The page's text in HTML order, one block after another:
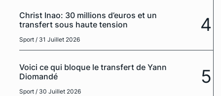
Christ Inao: 30 millions d’euros et un
transfert sous haute tension
Sport / 31 Juillet 2026
4
Voici ce qui bloque le transfert de Yann
Diomandé
Sport / 30 Juillet 2026
5